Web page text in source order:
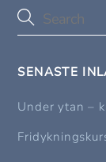
SENASTE
Under ytan –